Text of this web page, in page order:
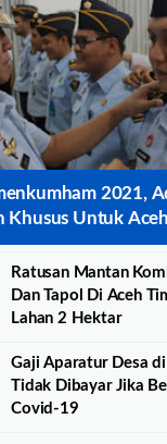
2021,
Khusus Untuk Aceh
Ratusan Mantan
Dan Tapol Di Aceh
Lahan 2 Hektar
Gaji Aparatur Desa
Tidak Dibayar Jika
Covid-19